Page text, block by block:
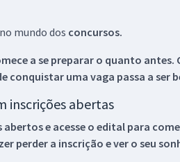
mundo dos concursos.
a se preparar o quanto
conquistar uma vaga passa a ser
inscrições abertas
abertos e acesse o edital para
perder a inscrição e ver o seu